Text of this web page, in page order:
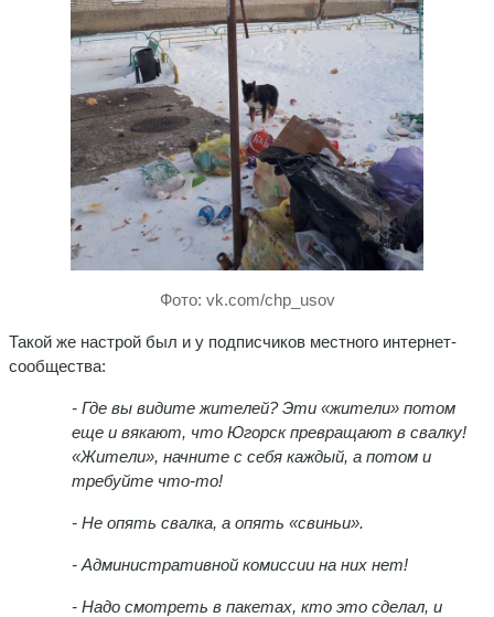
Фото: vk.com/chp_usov
Такой же настрой был и у подписчиков местного интернет-
сообщества:
- Где вы видите жителей? Эти «жители» потом
еще и вякают, что Югорск превращают в свалку!
«Жители», начните с себя каждый, а потом и
требуйте что-то!
- Не опять свалка, а опять «свиньи».
- Административной комиссии на них нет!
- Надо смотреть в пакетах, кто это сделал, и